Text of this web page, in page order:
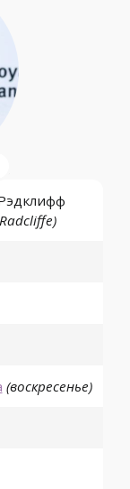
(воскресенье)